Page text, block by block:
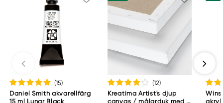
(15)
Daniel Smith akvarellfärg
15 ml Lunar Black
(12)
Kreatima Artist's djup
canvas / målarduk med 4